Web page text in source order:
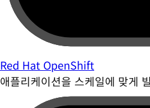
Red Hat OpenShift
애플리케이션을 스케일에 맞게